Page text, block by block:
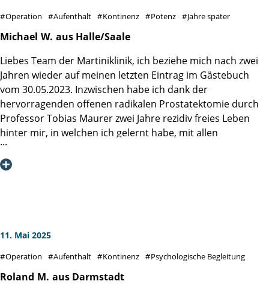
was, wann, wie angespannt werden soll und wozu das
ganze ist. Es wird später sowieso ein Thema werden und
Essen gemeckert.
Ich für meinen Teil habe immer etwas gefunden was mir
schmeckt und auch die geben sich unendlich Mühe. Mein
Dank an Station 2 und Herrn Prof. Dr. Steuber.
Alles Gute !
Operation Aufenthalt Kontinenz Potenz Jahre später
Michael W. aus Halle/Saale
Liebes Team der Martiniklinik, ich beziehe mich nach zwei
Jahren wieder auf meinen letzten Eintrag im Gästebuch
vom 30.05.2023. Inzwischen habe ich dank der
hervorragenden offenen radikalen Prostatektomie durch
Professor Tobias Maurer zwei Jahre rezidiv freies Leben
hinter mir, in welchen ich gelernt habe, mit allen
postoperativen Widrigkeiten wie lokal begrenztem
Lymphstau, Inkontinenz und Erektionsschwäche in sehr
dies trotz aller Routine Ihrerseits keine
viel Glück und Kraft bei Ihrer beruflichen Tätigkeit und für
die Patienten weiter so tolle Heilungserfolge.
11. Mai 2025
Operation Aufenthalt Kontinenz Psychologische Begleitung
Roland M. aus Darmstadt